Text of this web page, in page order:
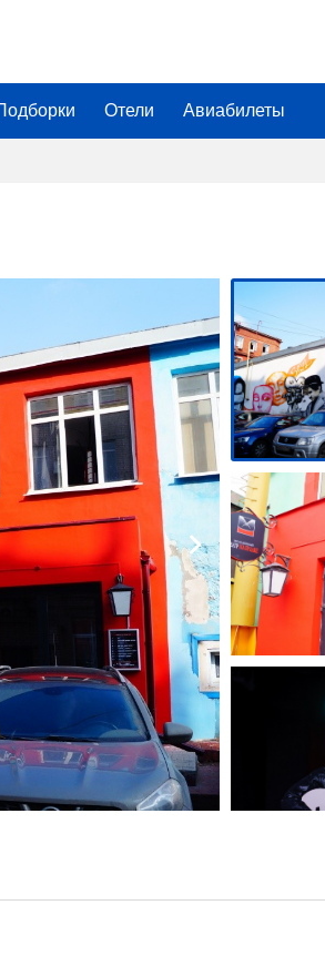
Отели Авиабилеты